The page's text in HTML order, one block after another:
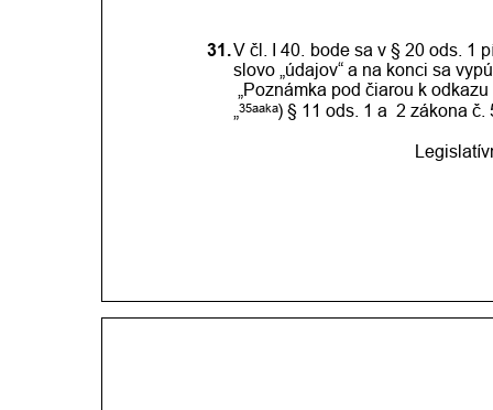
31.V čl. I 40. bode sa v § 20 ods. 1
slovo „údajov“ a na konci sa
„Poznámka pod čiarou k
35aaka) § 11 ods. 1 a  2 zákona č.